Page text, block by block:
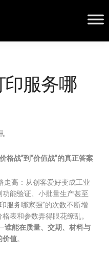
印服务哪
价格战”到“价值战”的真正答案
走高：从创客爱好变成工业
能验证、小批量生产甚至
服务哪家强”的次数不断增
表和参数弄得眼花缭乱。
谁能在质量、交期、材料与
价值。